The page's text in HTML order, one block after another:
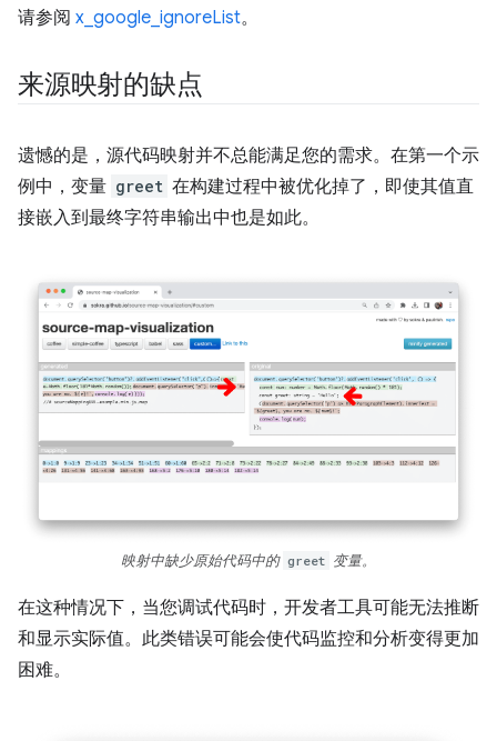
请参阅 x_google_ignoreList。
来源映射的缺点
遗憾的是，源代码映射并不总能满足您的需求。在第一个示
例中，变量 greet 在构建过程中被优化掉了，即使其值直
接嵌入到最终字符串输出中也是如此。
映射中缺少原始代码中的 greet 变量。
在这种情况下，当您调试代码时，开发者工具可能无法推断
和显示实际值。此类错误可能会使代码监控和分析变得更加
困难。